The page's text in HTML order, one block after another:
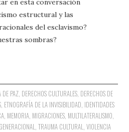
estructural y las
del esclavismo?
sombras?
DE PAZ, DERECHOS CULTURALES, DERECHOS DE
ETNOGRAFÍA DE LA INVISIBILIDAD IDENTIDADES
MEMORIA MIGRACIONES MULTILATERALISMO
,TRAUMA CULTURAL ,VIOLENCIA